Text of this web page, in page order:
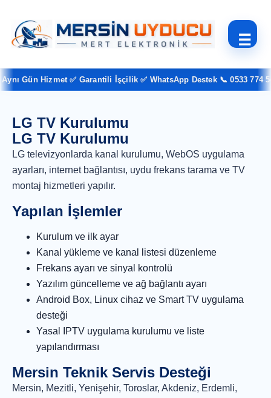
☰
Gün Hizmet ✅ Garantili İşçilik ✅ WhatsApp Destek 📞 0533 774 54
LG TV Kurulumu
LG TV Kurulumu
LG televizyonlarda kanal kurulumu, WebOS uygulama
ayarları, internet bağlantısı, uydu frekans tarama ve TV
montaj hizmetleri yapılır.
Yapılan İşlemler
Kurulum ve ilk ayar
Kanal yükleme ve kanal listesi düzenleme
Frekans ayarı ve sinyal kontrolü
Yazılım güncelleme ve ağ bağlantı ayarı
Android Box, Linux cihaz ve Smart TV uygulama
desteği
Yasal IPTV uygulama kurulumu ve liste
yapılandırması
Mersin Teknik Servis Desteği
Mersin, Mezitli, Yenişehir, Toroslar, Akdeniz, Erdemli,